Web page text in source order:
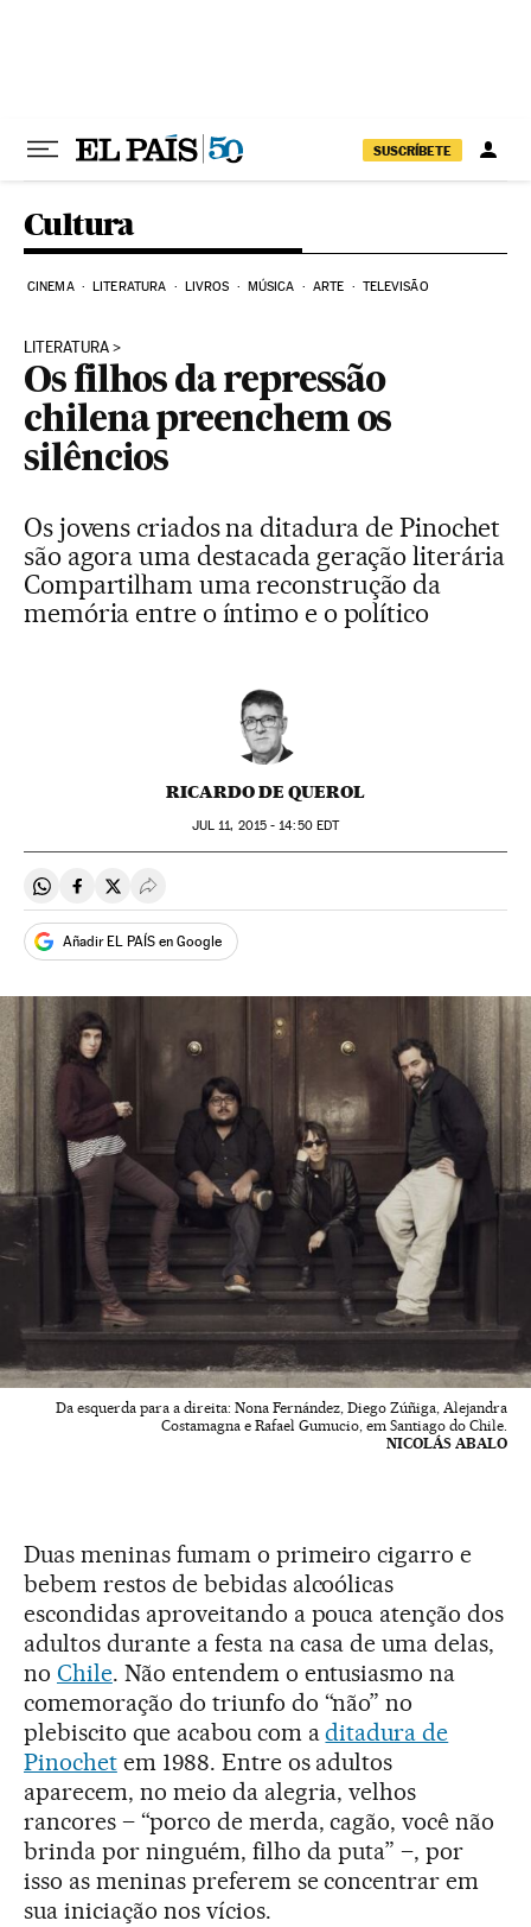
SUSCRÍBETE
Cultura
CINEMA LITERATURA LIVROS MÚSICA ARTE TELEVISÃO
LITERATURA
Os filhos da repressão
chilena preenchem os
silêncios
Os jovens criados na ditadura de Pinochet
são agora uma destacada geração literária
Compartilham uma reconstrução da
memória entre o íntimo e o político
RICARDO DE QUEROL
JUL 11, 2015 - 14:50EDT
Compartir en Whatsapp
Compartir en Facebook
Compartir en Twitter
Desplegar Redes Sociales
Añadir EL PAÍS en Google
Da esquerda para a direita: Nona Fernández, Diego Zúñiga, Alejandra
Costamagna e Rafael Gumucio, em Santiago do Chile.
NICOLÁS ABALO
Duas meninas fumam o primeiro cigarro e
bebem restos de bebidas alcoólicas
escondidas aproveitando a pouca atenção dos
adultos durante a festa na casa de uma delas,
no Chile. Não entendem o entusiasmo na
comemoração do triunfo do “não” no
plebiscito que acabou com aditadura de
Pinochetem 1988. Entre os adultos
aparecem, no meio da alegria, velhos
rancores – “porco de merda, cagão, você não
brinda por ninguém, filho da puta” –, por
isso as meninas preferem se concentrar em
sua iniciação nos vícios.